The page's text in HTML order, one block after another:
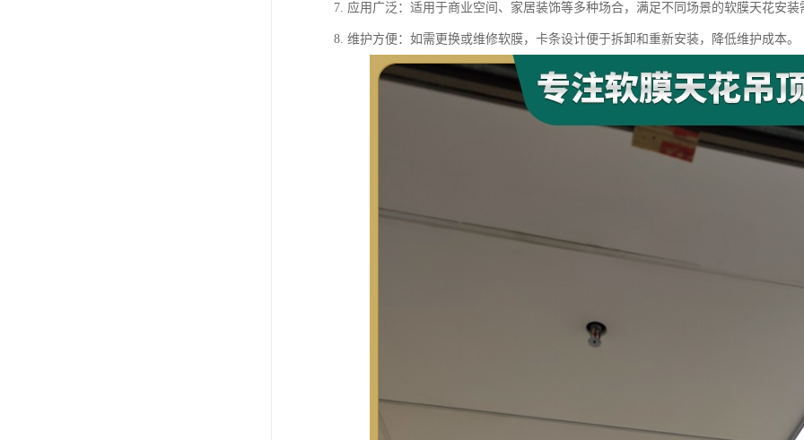
7. 应用广泛：适用于商业空间、家居装饰等多种场合，满足不同场景的软膜天花安装
8. 维护方便：如需更换或维修软膜，卡条设计便于拆卸和重新安装，降低维护成本。